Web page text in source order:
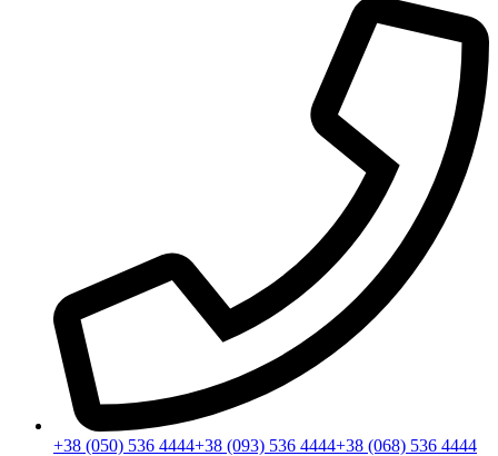
+38 (050) 536 4444+38 (093) 536 4444+38 (068) 536 4444